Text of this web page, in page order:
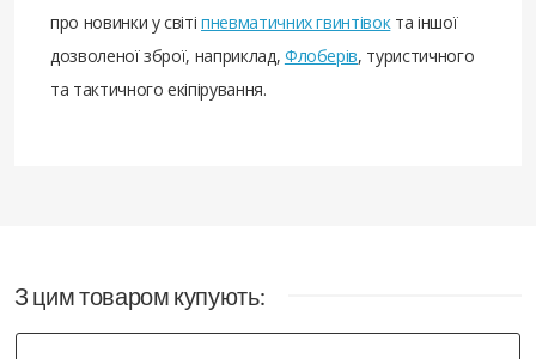
про новинки у світіпневматичних гвинтівокта іншої
дозволеної зброї, наприклад, Флоберів, туристичного
та тактичного екіпірування.
З цим товаром купують: